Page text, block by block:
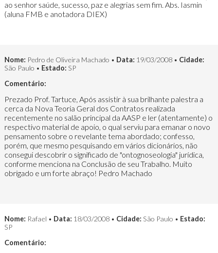
ao senhor saúde, sucesso, paz e alegrias sem fim. Abs. Iasmin
(aluna FMB e anotadora DIEX)
Nome: Pedro de Oliveira Machado • Data: 19/03/2008 • Cidade:
São Paulo • Estado: SP
Comentário:
Prezado Prof. Tartuce, Após assistir à sua brilhante palestra a
cerca da Nova Teoria Geral dos Contratos realizada
recentemente no salão principal da AASP e ler (atentamente) o
respectivo material de apoio, o qual serviu para emanar o novo
pensamento sobre o revelante tema abordado; confesso,
porém, que mesmo pesquisando em vários dicionários, não
consegui descobrir o significado de "ontognoseologia" jurídica,
conforme menciona na Conclusão de seu Trabalho. Muito
obrigado e um forte abraço! Pedro Machado
Nome: Rafael • Data: 18/03/2008 • Cidade: São Paulo • Estado:
SP
Comentário: